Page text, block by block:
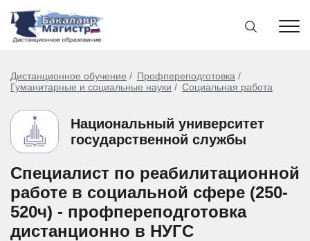
Дистанционное обучение
Профпереподготовка
Гуманитарные и социальные науки
Социальная работа
Национальный университет
государственной службы
Специалист по реабилитационной
работе в социальной сфере (250-
520ч) - профпереподготовка
дистанционно в НУГС